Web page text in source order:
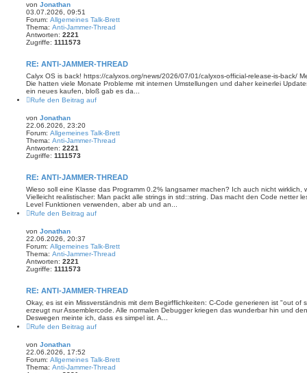
von Jonathan
03.07.2026, 09:51
Forum: Allgemeines Talk-Brett
Thema: Anti-Jammer-Thread
Antworten: 2221
Zugriffe: 1111573
RE: ANTI-JAMMER-THREAD
Calyx OS is back! https://calyxos.org/news/2026/07/01/calyxos-official-release-is-back/
Die hatten viele Monate Probleme mit internen Umstellungen und daher keinerlei
ein neues kaufen, bloß gab es da...
Rufe den Beitrag auf
von Jonathan
22.06.2026, 23:20
Forum: Allgemeines Talk-Brett
Thema: Anti-Jammer-Thread
Antworten: 2221
Zugriffe: 1111573
RE: ANTI-JAMMER-THREAD
Wieso soll eine Klasse das Programm 0.2% langsamer machen? Ich auch nicht wirklich,
Vielleicht realistischer: Man packt alle strings in std::string. Das macht den Code netter
Level Funktionen verwenden, aber ab und an...
Rufe den Beitrag auf
von Jonathan
22.06.2026, 20:37
Forum: Allgemeines Talk-Brett
Thema: Anti-Jammer-Thread
Antworten: 2221
Zugriffe: 1111573
RE: ANTI-JAMMER-THREAD
Okay, es ist ein Missverständnis mit dem Begirfflichkeiten: C-Code generieren ist "out of
erzeugt nur Assemblercode. Alle normalen Debugger kriegen das wunderbar hin und
Deswegen meinte ich, dass es simpel ist. A...
Rufe den Beitrag auf
von Jonathan
22.06.2026, 17:52
Forum: Allgemeines Talk-Brett
Thema: Anti-Jammer-Thread